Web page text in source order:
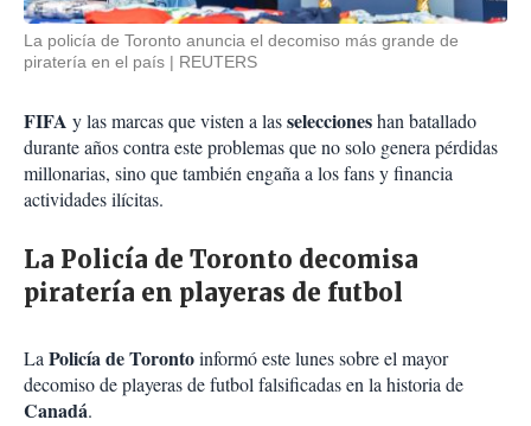
La policía de Toronto anuncia el decomiso más grande de
piratería en el país
REUTERS
FIFA y las marcas que visten a lasseleccioneshan batallado
durante años contra este problemas que no solo genera pérdidas
millonarias, sino que también engaña a los fans y financia
actividades ilícitas.
La Policía de Toronto decomisa
piratería en playeras de futbol
LaPolicía de Torontoinformó este lunes sobre el mayor
decomiso de playeras de futbol falsificadas en la historia de
Canadá.